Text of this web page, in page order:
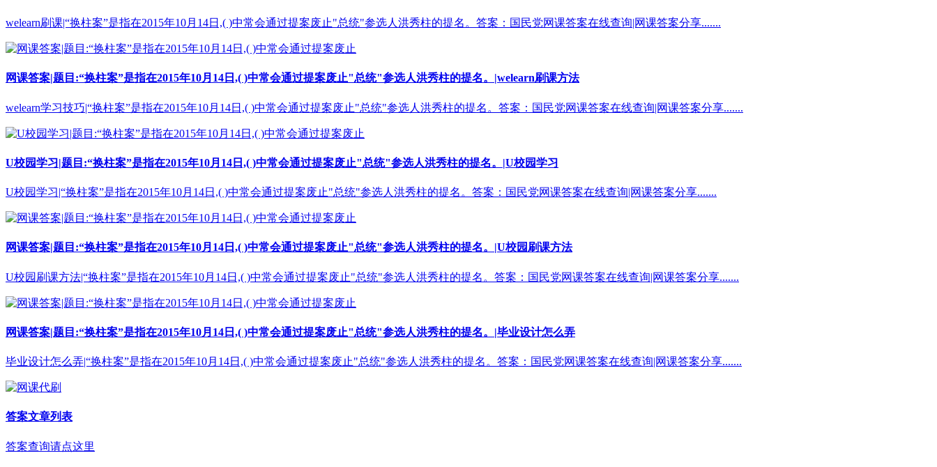
welearn刷课|“换柱案”是指在2015年10月14日,( )中常会通过提案废止"总统"参选人洪秀柱的提名。答案：国民党网课答案在线查询|网课答案分享.......
网课答案|题目:“换柱案”是指在2015年10月14日,( )中常会通过提案废止"总统"参选人洪秀柱的提名。|welearn刷课方法
welearn学习技巧|“换柱案”是指在2015年10月14日,( )中常会通过提案废止"总统"参选人洪秀柱的提名。答案：国民党网课答案在线查询|网课答案分享.......
U校园学习|题目:“换柱案”是指在2015年10月14日,( )中常会通过提案废止"总统"参选人洪秀柱的提名。|U校园学习
U校园学习|“换柱案”是指在2015年10月14日,( )中常会通过提案废止"总统"参选人洪秀柱的提名。答案：国民党网课答案在线查询|网课答案分享.......
网课答案|题目:“换柱案”是指在2015年10月14日,( )中常会通过提案废止"总统"参选人洪秀柱的提名。|U校园刷课方法
U校园刷课方法|“换柱案”是指在2015年10月14日,( )中常会通过提案废止"总统"参选人洪秀柱的提名。答案：国民党网课答案在线查询|网课答案分享.......
网课答案|题目:“换柱案”是指在2015年10月14日,( )中常会通过提案废止"总统"参选人洪秀柱的提名。|毕业设计怎么弄
毕业设计怎么弄|“换柱案”是指在2015年10月14日,( )中常会通过提案废止"总统"参选人洪秀柱的提名。答案：国民党网课答案在线查询|网课答案分享.......
答案文章列表
答案查询请点这里